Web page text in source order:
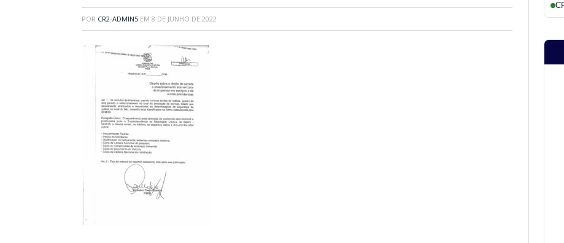
POR CR2-ADMIN5 EM 8 DE JUNHO DE 2022